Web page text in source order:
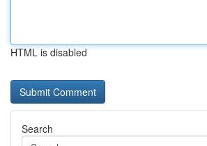
HTML is disabled
Search